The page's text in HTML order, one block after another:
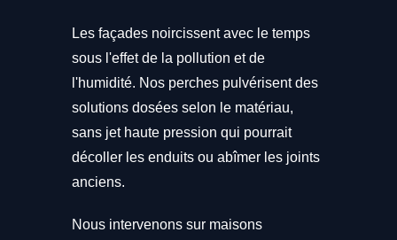
Les façades noircissent avec le temps
sous l'effet de la pollution et de
l'humidité. Nos perches pulvérisent des
solutions dosées selon le matériau,
sans jet haute pression qui pourrait
décoller les enduits ou abîmer les joints
anciens.
Nous intervenons sur maisons